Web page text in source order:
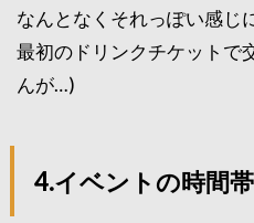
なんとなくそれっぽい感じ
最初のドリンクチケットで
んが…)
4.イベントの時間